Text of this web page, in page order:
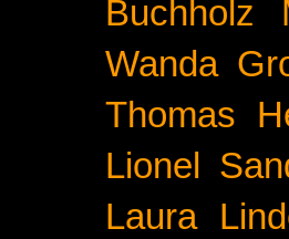
Buchholz
Wanda
Thomas
Lionel
Laura